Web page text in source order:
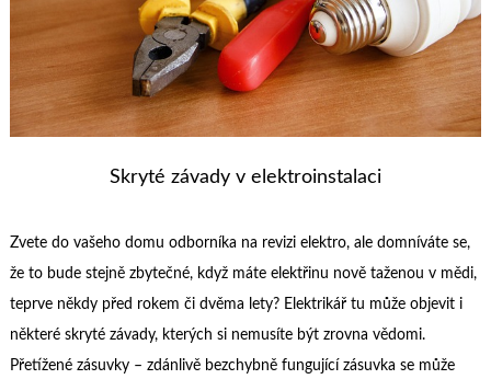
Skryté závady v elektroinstalaci
Zvete do vašeho domu odborníka na revizi elektro, ale domníváte se,
že to bude stejně zbytečné, když máte elektřinu nově taženou v mědi,
teprve někdy před rokem či dvěma lety? Elektrikář tu může objevit i
některé skryté závady, kterých si nemusíte být zrovna vědomi.
Přetížené zásuvky – zdánlivě bezchybně fungující zásuvka se může